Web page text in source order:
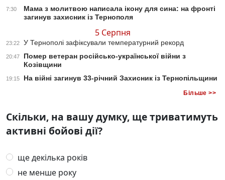
7:30
Мама з молитвою написала ікону для сина: на фронті
загинув захисник із Тернополя
5 Серпня
23:22 У Тернополі зафіксували температурний рекорд
20:47
Помер ветеран російсько-української війни з
Козівщини
19:15 На війні загинув 33-річний Захисник із Тернопільщини
Більше >>
Скільки, на вашу думку, ще триватимуть
активні бойові дії?
ще декілька років
не менше року